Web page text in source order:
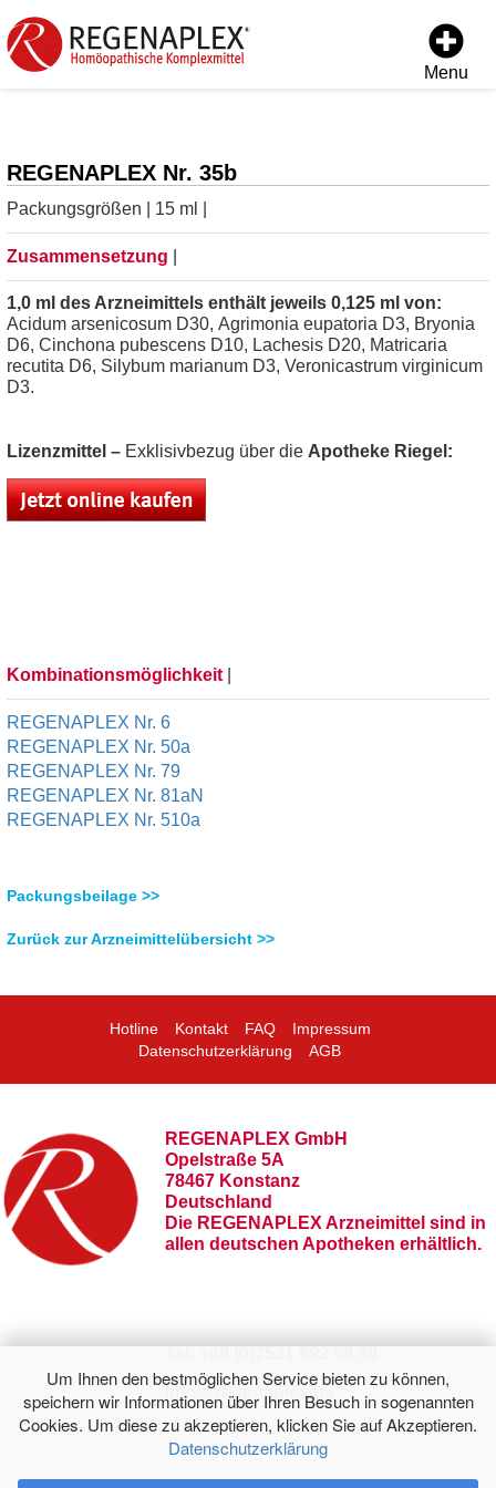
Um Ihnen den bestmöglichen Service bieten zu können,
speichern wir Informationen über Ihren Besuch in sogenannten
Cookies. Um diese zu akzeptieren, klicken Sie auf Akzeptieren.
Datenschutzerklärung
Menu
REGENAPLEX Nr. 35b
Packungsgrößen | 15 ml |
Zusammensetzung
1,0 ml des Arzneimittels enthält jeweils 0,125 ml von:
Acidum arsenicosum D30, Agrimonia eupatoria D3, Bryonia
D6, Cinchona pubescens D10, Lachesis D20, Matricaria
recutita D6, Silybum marianum D3, Veronicastrum virginicum
D3.
Lizenzmittel – Exklisivbezug über die Apotheke Riegel:
Kombinationsmöglichkeit
REGENAPLEX Nr. 6
REGENAPLEX Nr. 50a
REGENAPLEX Nr. 79
REGENAPLEX Nr. 81aN
REGENAPLEX Nr. 510a
Packungsbeilage >>
Zurück zur Arzneimittelübersicht >>
Hotline Kontakt FAQ
Impressum
Datenschutzerklärung
AGB
REGENAPLEX GmbH
Opelstraße 5A
78467 Konstanz
Deutschland
Die REGENAPLEX Arzneimittel sind in
allen deutschen Apotheken erhältlich.
info@regenaplex.de